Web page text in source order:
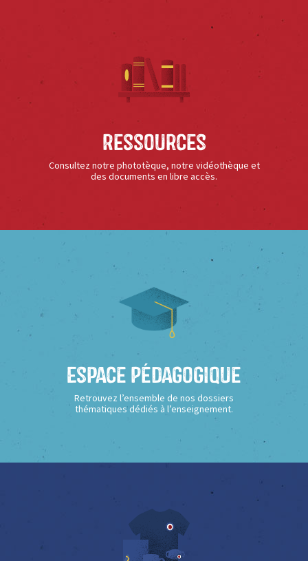
Ressources
Consultez notre phototèque, notre vidéothèque et
des documents en libre accès.
Espace Pédagogique
Retrouvez l’ensemble de nos dossiers
thématiques dédiés à l’enseignement.